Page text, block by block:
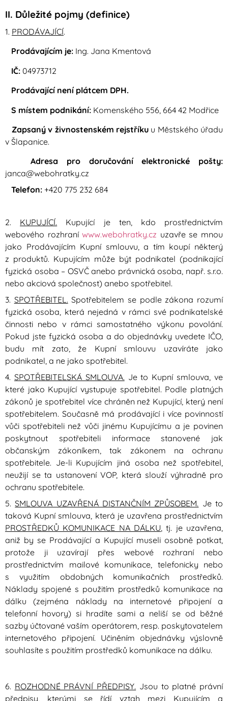
II. Důležité pojmy (definice)
1. PRODÁVAJÍCÍ.
Prodávajícím je: Ing. Jana Kmentová
IČ: 04973712
Prodávající není plátcem DPH.
S místem podnikání: Komenského 556, 664 42 Modřice
Zapsaný v živnostenském rejstříku u Městského úřadu
v Šlapanice.
Adresa pro doručování elektronické pošty:
janca@webohratky.cz
Telefon: +420 775 232 684
2. KUPUJÍCÍ. Kupující je ten, kdo prostřednictvím
webového rozhraníwww.webohratky.cz uzavře se mnou
jako Prodávajícím Kupní smlouvu, a tím koupí některý
z produktů. Kupujícím může být podnikatel (podnikající
fyzická osoba – OSVČ anebo právnická osoba, např. s.r.o.
nebo akciová společnost) anebo spotřebitel.
3. SPOTŘEBITEL. Spotřebitelem se podle zákona rozumí
fyzická osoba, která nejedná v rámci své podnikatelské
činnosti nebo v rámci samostatného výkonu povolání.
Pokud jste fyzická osoba a do objednávky uvedete IČO,
budu mít zato, že Kupní smlouvu uzavíráte jako
podnikatel, a ne jako spotřebitel.
4. SPOTŘEBITELSKÁ SMLOUVA. Je to Kupní smlouva, ve
které jako Kupující vystupuje spotřebitel. Podle platných
zákonů je spotřebitel více chráněn než Kupující, který není
spotřebitelem. Současně má prodávající i více povinností
vůči spotřebiteli než vůči jinému Kupujícímu a je povinen
poskytnout spotřebiteli informace stanovené jak
občanským zákoníkem, tak zákonem na ochranu
spotřebitele. Je-li Kupujícím jiná osoba než spotřebitel,
neužijí se ta ustanovení VOP, která slouží výhradně pro
ochranu spotřebitele.
5.SMLOUVA UZAVŘENÁ DISTANČNÍM ZPŮSOBEM. Je to
taková Kupní smlouva, která je uzavřena prostřednictvím
PROSTŘEDKŮ KOMUNIKACE NA DÁLKU, tj. je uzavřena,
aniž by se Prodávající a Kupující museli osobně potkat,
protože ji uzavírají přes webové rozhraní nebo
prostřednictvím mailové komunikace, telefonicky nebo
s využitím obdobných komunikačních prostředků.
Náklady spojené s použitím prostředků komunikace na
dálku (zejména náklady na internetové připojení a
telefonní hovory) si hradíte sami a neliší se od běžné
sazby účtované vaším operátorem, resp. poskytovatelem
internetového připojení. Učiněním objednávky výslovně
souhlasíte s použitím prostředků komunikace na dálku.
6. ROZHODNÉ PRÁVNÍ PŘEDPISY. Jsou to platné právní
předpisy, kterými se řídí vztah mezi Kupujícím a